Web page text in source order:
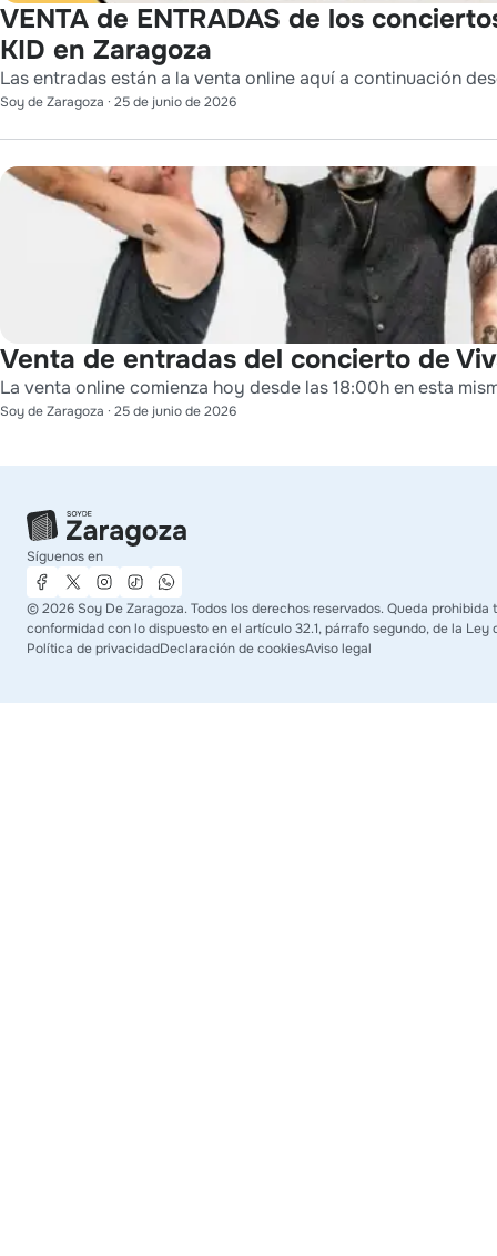
VENTA de ENTRADAS de los
KID en Zaragoza
Las entradas están a la venta online aquí a continuación
Soy de Zaragoza · 25 de junio de 2026
Venta de entradas del concierto de
La venta online comienza hoy desde las 18:00h en esta
Soy de Zaragoza · 25 de junio de 2026
Síguenos en
©2026 Soy De Zaragoza. Todos los derechos reservados. Queda
conformidad con lo dispuesto en el artículo 32.1, párrafo segundo, de la Ley
Política de privacidadDeclaración de cookiesAviso legal